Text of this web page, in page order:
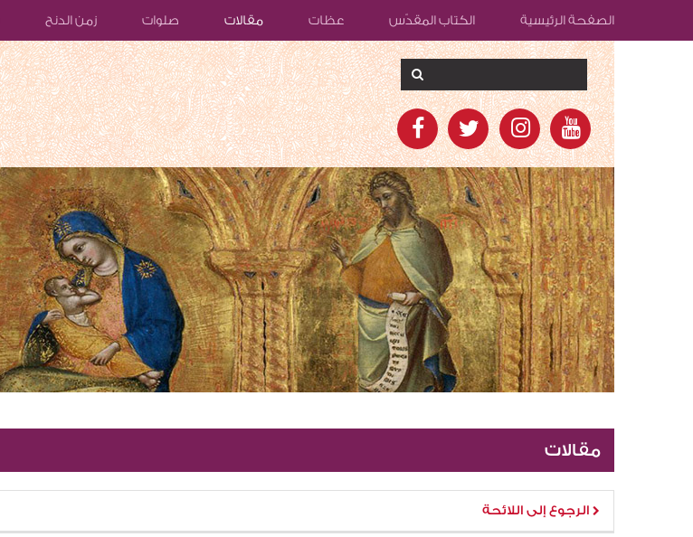
الصفحة الرئيسية الكتاب المقدّس عظات مقالات صلوات زمن الدنح
مقالات
الرجوع إلى اللائحة